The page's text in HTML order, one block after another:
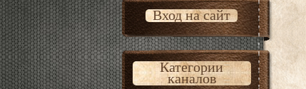
Вход на сайт
Категории
каналов